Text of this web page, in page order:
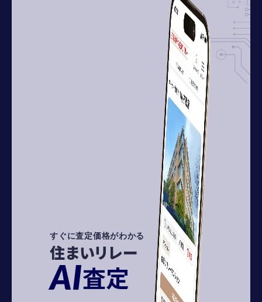
すぐに査定価格がわかる
住まいリレー
AI査定